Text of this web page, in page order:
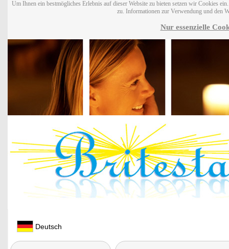
Um Ihnen ein bestmögliches Erlebnis auf dieser Website zu bieten setzen wir Cookies
zu. Informationen zur Verwendung und den
Nur essenzielle
Deutsch